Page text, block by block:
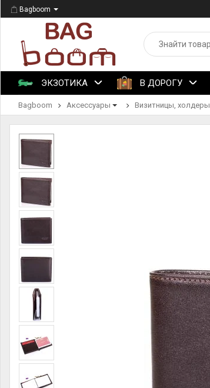
Bagboom
ЭКЗОТИКА В ДОРОГУ
Bagboom Аксессуары Визитницы, холдеры